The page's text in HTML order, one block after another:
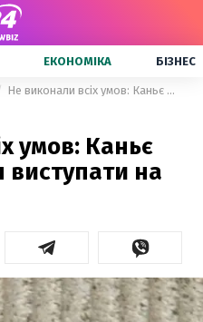
ЕКОНОМІКА БІЗНЕС
Не виконали всіх умов: Каньє Вест відмовився виступати на Coachella-2019
умов: Каньє
виступати на